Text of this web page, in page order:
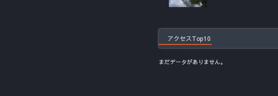
アクセスTop10
まだデータがありません。